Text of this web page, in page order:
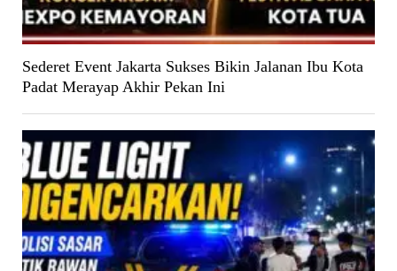
Sederet Event Jakarta Sukses Bikin Jalanan Ibu Kota
Padat Merayap Akhir Pekan Ini